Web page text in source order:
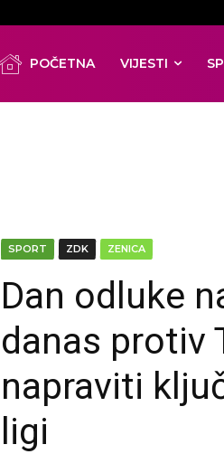
POČETNA VIJESTI
SPORT ZDK ZENICA
Dan odluke
danas protiv
napraviti
ligi